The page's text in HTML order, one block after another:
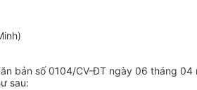
bản số 0104/CV-ĐT ngày 06 tháng
sau: